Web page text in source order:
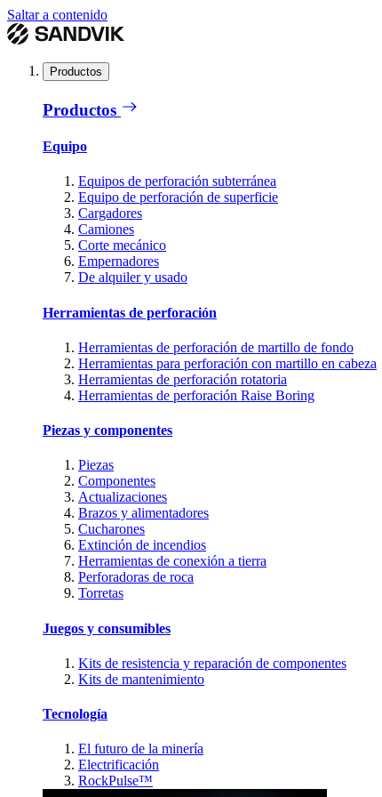
Saltar a contenido
Productos
Productos
Equipo
Equipos de perforación subterránea
Equipo de perforación de superficie
Cargadores
Camiones
Corte mecánico
Empernadores
De alquiler y usado
Herramientas de perforación
Herramientas de perforación de martillo de fondo
Herramientas para perforación con martillo en cabeza
Herramientas de perforación rotatoria
Herramientas de perforación Raise Boring
Piezas y componentes
Piezas
Componentes
Actualizaciones
Brazos y alimentadores
Cucharones
Extinción de incendios
Herramientas de conexión a tierra
Perforadoras de roca
Torretas
Juegos y consumibles
Kits de resistencia y reparación de componentes
Kits de mantenimiento
Tecnología
El futuro de la minería
Electrificación
RockPulse™